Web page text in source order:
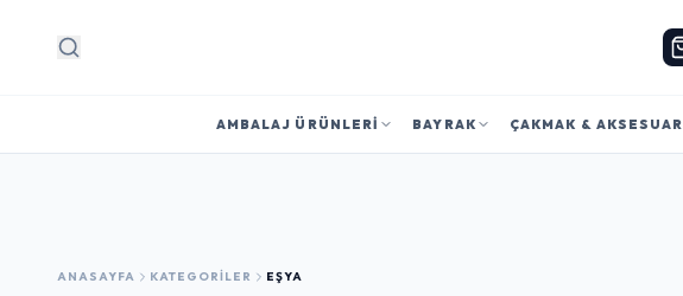
Arama
AMBALAJ ÜRÜNLERI BAYRAK ÇAKMAK & AKSESUAR
ANASAYFA KATEGORILER EŞYA